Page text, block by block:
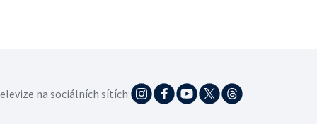
na sociálních sítích: